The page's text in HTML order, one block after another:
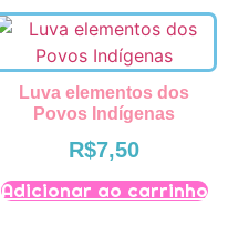
Luva elementos dos
Povos Indígenas
R$7,50
Adicionar ao carrinho